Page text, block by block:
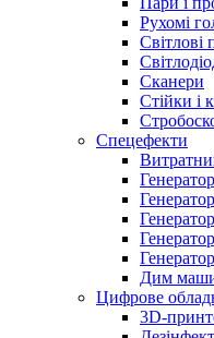
Рухомі
Світлові
Сканери
Стійки і
Спецефекти
Дим
Цифрове
3D-